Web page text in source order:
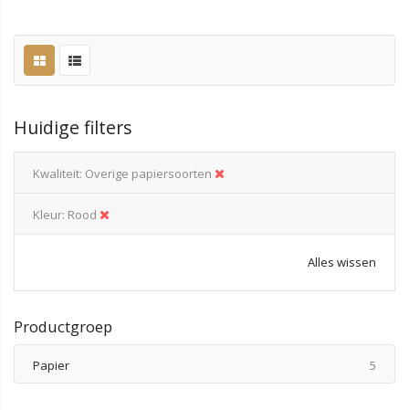
Huidige filters
Kwaliteit Overige papiersoorten
Kleur Rood
Alles wissen
Productgroep
Papier 5